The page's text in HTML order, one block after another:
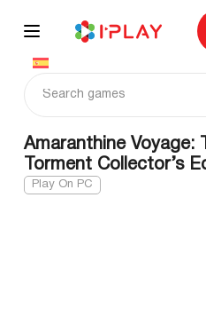
content
Amaranthine Voyage:
Torment Collector’s
Play On PC